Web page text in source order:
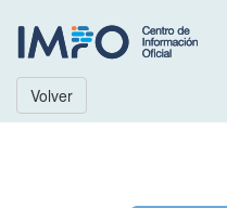
Volver